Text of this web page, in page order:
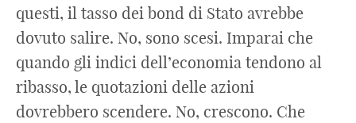
questi, il tasso dei bond di Stato avrebbe
dovuto salire. No, sono scesi. Imparai che
quando gli indici dell’economia tendono al
ribasso, le quotazioni delle azioni
dovrebbero scendere. No, crescono. Che